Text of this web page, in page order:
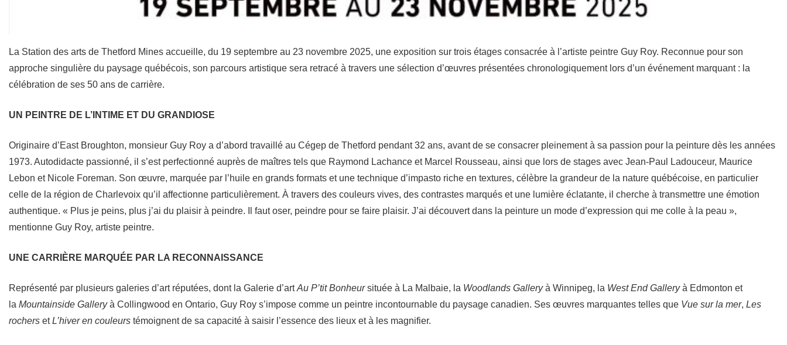
La Station des arts de Thetford Mines accueille, du 19 septembre au 23 novembre 2025, une exposition sur trois étages consacrée à l’artiste peintre Guy Roy. Reconnue pour son
approche singulière du paysage québécois, son parcours artistique sera retracé à travers une sélection d’œuvres présentées chronologiquement lors d’un événement marquant : la
célébration de ses 50 ans de carrière.
UN PEINTRE DE L’INTIME ET DU GRANDIOSE
Originaire d’East Broughton, monsieur Guy Roy a d’abord travaillé au Cégep de Thetford pendant 32 ans, avant de se consacrer pleinement à sa passion pour la peinture dès les années
1973. Autodidacte passionné, il s’est perfectionné auprès de maîtres tels que Raymond Lachance et Marcel Rousseau, ainsi que lors de stages avec Jean-Paul Ladouceur, Maurice
Lebon et Nicole Foreman. Son œuvre, marquée par l’huile en grands formats et une technique d’impasto riche en textures, célèbre la grandeur de la nature québécoise, en particulier
celle de la région de Charlevoix qu’il affectionne particulièrement. À travers des couleurs vives, des contrastes marqués et une lumière éclatante, il cherche à transmettre une émotion
authentique. « Plus je peins, plus j’ai du plaisir à peindre. Il faut oser, peindre pour se faire plaisir. J’ai découvert dans la peinture un mode d’expression qui me colle à la peau »,
mentionne Guy Roy, artiste peintre.
UNE CARRIÈRE MARQUÉE PAR LA RECONNAISSANCE
Représenté par plusieurs galeries d’art réputées, dont la Galerie d’artAu P’tit Bonheursituée à La Malbaie, la Woodlands Galleryà Winnipeg, la West End Galleryà Edmonton et
la Mountainside Galleryà Collingwood en Ontario, Guy Roy s’impose comme un peintre incontournable du paysage canadien. Ses œuvres marquantes telles que Vue sur la mer, Les
rochers etL’hiver en couleurs témoignent de sa capacité à saisir l’essence des lieux et à les magnifier.